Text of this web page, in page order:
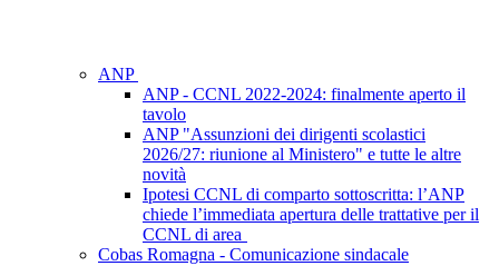
ANP
ANP - CCNL 2022-2024: finalmente aperto il
tavolo
ANP "Assunzioni dei dirigenti scolastici
2026/27: riunione al Ministero" e tutte le altre
novità
Ipotesi CCNL di comparto sottoscritta: l’ANP
chiede l’immediata apertura delle trattative per il
CCNL di area
Cobas Romagna - Comunicazione sindacale